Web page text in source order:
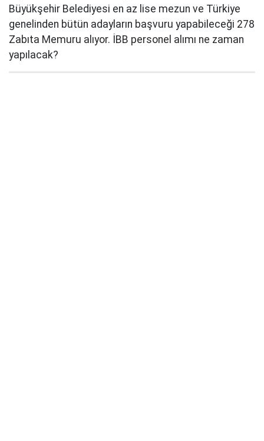
Büyükşehir Belediyesi en az lise mezun ve Türkiye
genelinden bütün adayların başvuru yapabileceği 278
Zabıta Memuru alıyor. İBB personel alımı ne zaman
yapılacak?